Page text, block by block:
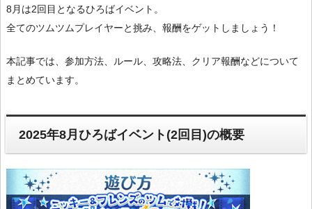
8月は2回目となるひろばイベント。
全てのツムツムプレイヤーと挑み、報酬をゲットしましょう！
本記事では、参加方法、ルール、攻略法、クリア報酬などについて
まとめています。
2025年8月ひろばイベント(2回目)の概要